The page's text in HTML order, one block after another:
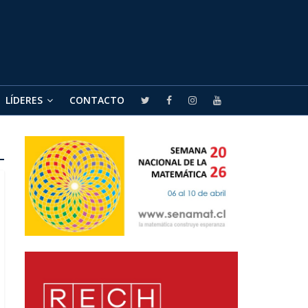
LÍDERES CONTACTO